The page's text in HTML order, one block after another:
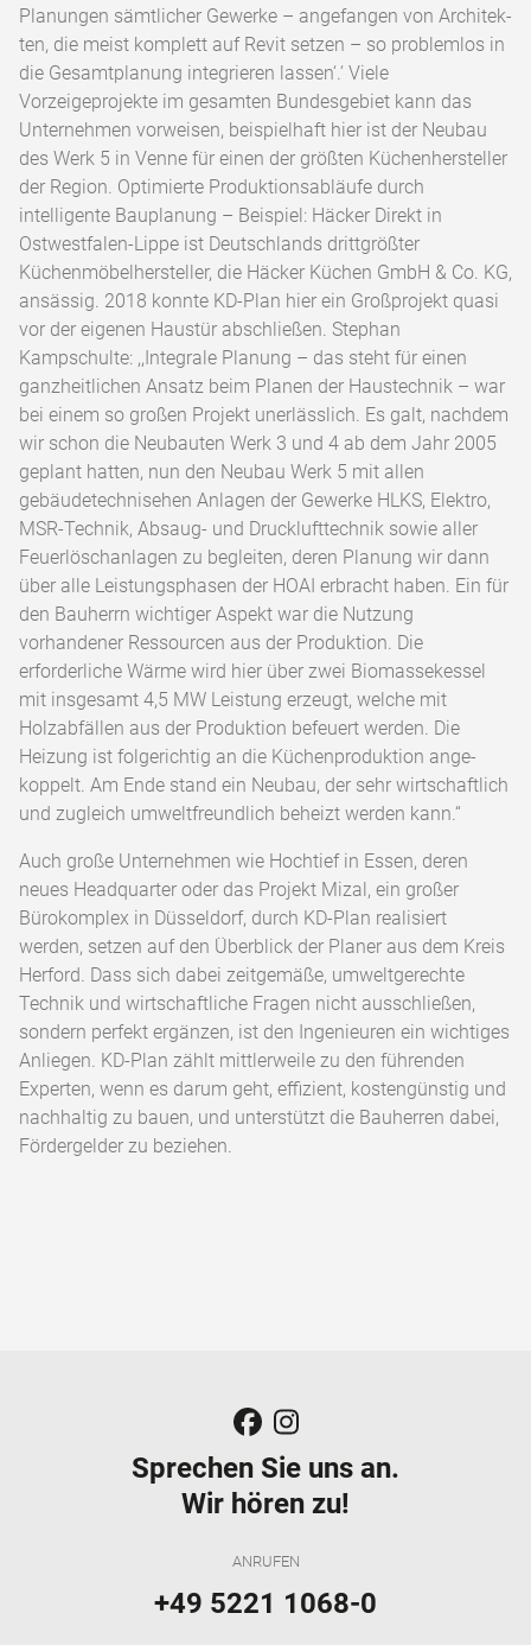
Planungen sämt­licher Gewerke – angefangen von Architek­
ten, die meist komplett auf Revit setzen – so problemlos in
die Gesamtplanung integrieren lassen‘.‘ Viele
Vorzeigeprojekte im gesamten Bundesgebiet kann das
Unternehmen vor­weisen, beispielhaft hier ist der Neubau
des Werk 5 in Venne für einen der größten Kü­chenhersteller
der Region. Optimierte Produktionsabläufe durch
intelligente Bauplanung – Beispiel: Häcker Direkt in
Ostwestfalen-Lippe ist Deutsch­lands drittgrößter
Küchenmöbelhersteller, die Häcker Küchen GmbH & Co. KG,
ansässig. 2018 konnte KD-Plan hier ein Großprojekt quasi
vor der eigenen Haustür abschließen. Stephan
Kampschulte: ,,Integrale Planung – das steht für einen
ganzheitlichen Ansatz beim Planen der Haustechnik – war
bei ei­nem so großen Projekt unerlässlich. Es galt, nachdem
wir schon die Neubauten Werk 3 und 4 ab dem Jahr 2005
geplant hatten, nun den Neubau Werk 5 mit allen
gebäudetechnisehen Anlagen der Gewerke HLKS, Elektro,
MSR-Technik, Absaug- und Drucklufttechnik sowie aller
Feuerlöschanlagen zu begleiten, deren Planung wir dann
über alle Leistungs­phasen der HOAI erbracht haben. Ein für
den Bauherrn wichtiger Aspekt war die Nutzung
vorhandener Ressourcen aus der Produktion. Die
erforderliche Wärme wird hier über zwei Biomassekessel
mit insgesamt 4,5 MW Leis­tung erzeugt, welche mit
Holzabfällen aus der Produktion befeuert werden. Die
Heizung ist folgerichtig an die Küchenproduktion ange­
koppelt. Am Ende stand ein Neubau, der sehr wirtschaftlich
und zugleich umweltfreundlich beheizt werden kann.“
Auch große Unternehmen wie Hochtief in Essen, deren
neues Headquarter oder das Projekt Mizal, ein großer
Bürokomplex in Düsseldorf, durch KD-Plan realisiert
werden, setzen auf den Überblick der Planer aus dem Kreis
Herford. Dass sich dabei zeitgemäße, umweltgerechte
Technik und wirtschaftliche Fragen nicht ausschließen,
sondern perfekt ergänzen, ist den Ingenieuren ein wichtiges
Anliegen. KD-Plan zählt mittlerweile zu den führenden
Experten, wenn es darum geht, effi­zient, kostengünstig und
nachhaltig zu bauen, und unterstützt die Bauherren dabei,
Förder­gelder zu beziehen.
Sprechen Sie uns an.
Wir hören zu!
ANRUFEN
+49 5221 1068-0